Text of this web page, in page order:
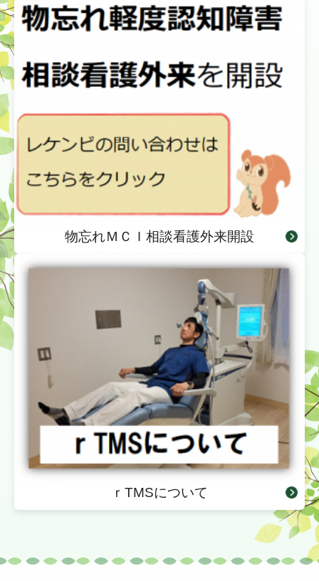
物忘れＭＣＩ相談看護外来開設
ｒTMSについて